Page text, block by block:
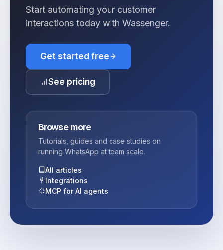
Start automating your customer
interactions today with Wassenger.
Get started free
See pricing
Browse more
Tutorials, guides and case studies on
running WhatsApp at team scale.
All articles
Integrations
MCP for AI agents